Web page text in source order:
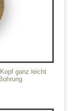
ganz leicht